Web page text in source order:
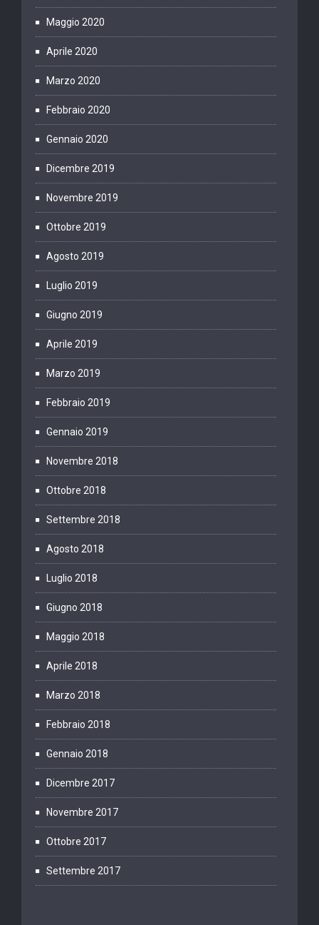
Maggio 2020
Aprile 2020
Marzo 2020
Febbraio 2020
Gennaio 2020
Dicembre 2019
Novembre 2019
Ottobre 2019
Agosto 2019
Luglio 2019
Giugno 2019
Aprile 2019
Marzo 2019
Febbraio 2019
Gennaio 2019
Novembre 2018
Ottobre 2018
Settembre 2018
Agosto 2018
Luglio 2018
Giugno 2018
Maggio 2018
Aprile 2018
Marzo 2018
Febbraio 2018
Gennaio 2018
Dicembre 2017
Novembre 2017
Ottobre 2017
Settembre 2017